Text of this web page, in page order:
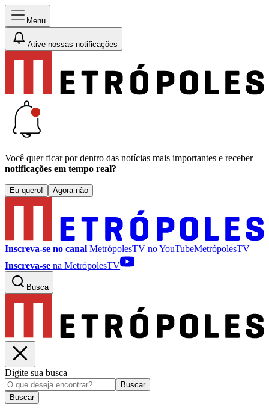
Menu
Ative nossas notificações
Você quer ficar por dentro das notícias mais importantes e receber
notificações em tempo real?
Eu quero! Agora não
Inscreva-se no canal MetrópolesTV noYouTubeMetrópolesTV
Inscreva-se na MetrópolesTV
Busca
Digite sua busca
Buscar
Buscar